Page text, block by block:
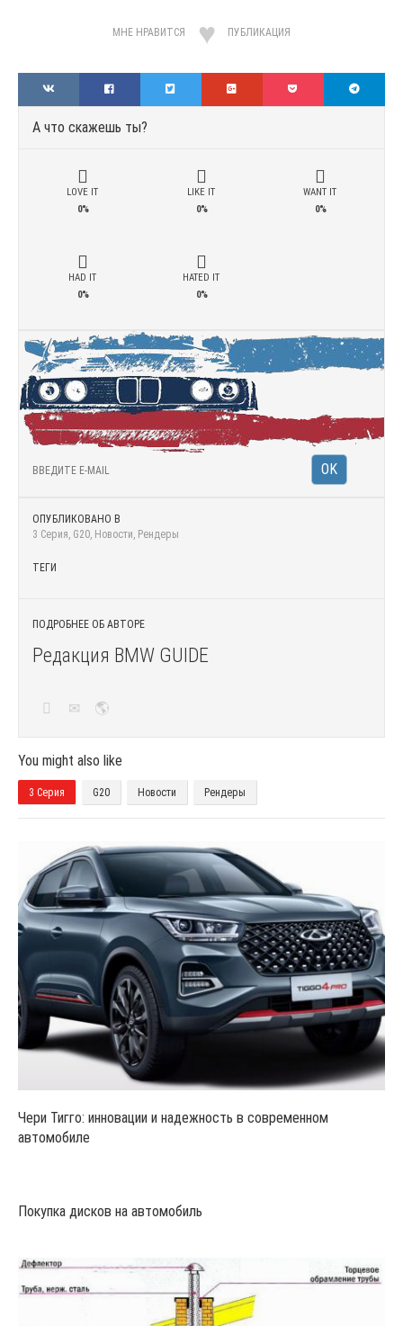
МНЕ НРАВИТСЯ ПУБЛИКАЦИЯ
А что скажешь ты?
LOVE IT
0%
LIKE IT
0%
WANT IT
0%
HAD IT
0%
HATED IT
0%
ОПУБЛИКОВАНО В
3 Серия, G20, Новости, Рендеры
ТЕГИ
ПОДРОБНЕЕ ОБ АВТОРЕ
Редакция BMW GUIDE
You might also like
3 Серия G20 Новости Рендеры
Чери Тигго: инновации и надежность в современном
автомобиле
Покупка дисков на автомобиль